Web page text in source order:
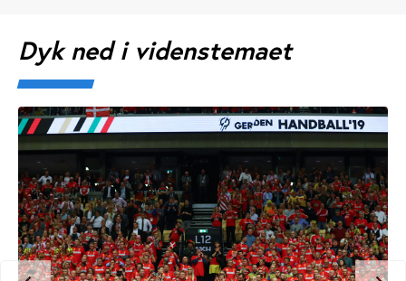
Dyk ned i videnstemaet